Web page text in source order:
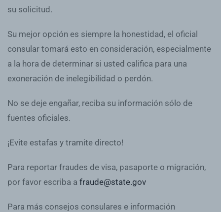
su solicitud.
Su mejor opción es siempre la honestidad, el oficial
consular tomará esto en consideración, especialmente
a la hora de determinar si usted califica para una
exoneración de inelegibilidad o perdón.
No se deje engañar, reciba su información sólo de
fuentes oficiales.
¡Evite estafas y tramite directo!
Para reportar fraudes de visa, pasaporte o migración,
por favor escriba a fraude@state.gov
Para más consejos consulares e información